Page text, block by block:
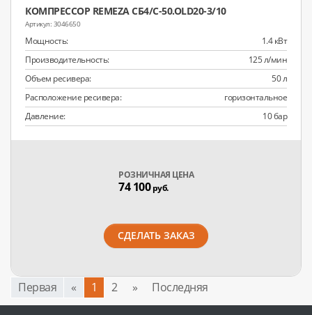
КОМПРЕССОР REMEZA СБ4/C-50.OLD20-3/10
3046650
Мощность:
1.4 кВт
Производительность:
125 л/мин
Объем ресивера:
50 л
Расположение ресивера:
горизонтальное
Давление:
10 бар
РОЗНИЧНАЯ ЦЕНА
74 100руб.
СДЕЛАТЬ ЗАКАЗ
Первая « 1 2 » Последняя